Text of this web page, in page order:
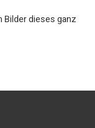
Bilder dieses ganz